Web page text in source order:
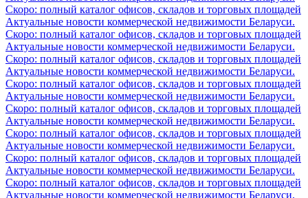
Скоро: полный каталог офисов, складов и торговых площадей
Актуальные новости коммерческой недвижимости Беларуси.
Скоро: полный каталог офисов, складов и торговых площадей
Актуальные новости коммерческой недвижимости Беларуси.
Скоро: полный каталог офисов, складов и торговых площадей
Актуальные новости коммерческой недвижимости Беларуси.
Скоро: полный каталог офисов, складов и торговых площадей
Актуальные новости коммерческой недвижимости Беларуси.
Скоро: полный каталог офисов, складов и торговых площадей
Актуальные новости коммерческой недвижимости Беларуси.
Скоро: полный каталог офисов, складов и торговых площадей
Актуальные новости коммерческой недвижимости Беларуси.
Скоро: полный каталог офисов, складов и торговых площадей
Актуальные новости коммерческой недвижимости Беларуси.
Скоро: полный каталог офисов, складов и торговых площадей
Актуальные новости коммерческой недвижимости Беларуси.